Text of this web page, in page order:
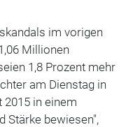
im vorigen
Millionen
1,8 Prozent mehr
am Dienstag in
2015 in einem
Stärke bewiesen",